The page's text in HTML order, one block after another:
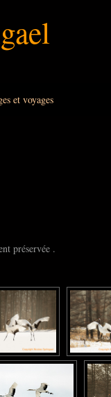
et voyages
préservée .